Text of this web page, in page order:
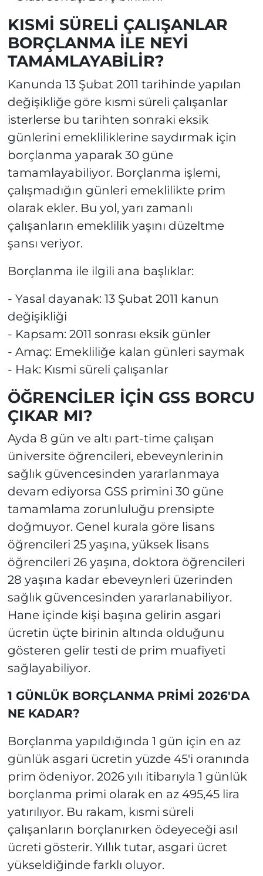
KISMİ SÜRELİ ÇALIŞANLAR
BORÇLANMA İLE NEYİ
TAMAMLAYABİLİR?
Kanunda 13 Şubat 2011 tarihinde yapılan
değişikliğe göre kısmi süreli çalışanlar
isterlerse bu tarihten sonraki eksik
günlerini emekliliklerine saydırmak için
borçlanma yaparak 30 güne
tamamlayabiliyor. Borçlanma işlemi,
çalışmadığın günleri emeklilikte prim
olarak ekler. Bu yol, yarı zamanlı
çalışanların emeklilik yaşını düzeltme
şansı veriyor.
Borçlanma ile ilgili ana başlıklar:
- Yasal dayanak: 13 Şubat 2011 kanun
değişikliği
- Kapsam: 2011 sonrası eksik günler
- Amaç: Emekliliğe kalan günleri saymak
- Hak: Kısmi süreli çalışanlar
ÖĞRENCİLER İÇİN GSS BORCU
ÇIKAR MI?
Ayda 8 gün ve altı part-time çalışan
üniversite öğrencileri, ebeveynlerinin
sağlık güvencesinden yararlanmaya
devam ediyorsa GSS primini 30 güne
tamamlama zorunluluğu prensipte
doğmuyor. Genel kurala göre lisans
öğrencileri 25 yaşına, yüksek lisans
öğrencileri 26 yaşına, doktora öğrencileri
28 yaşına kadar ebeveynleri üzerinden
sağlık güvencesinden yararlanabiliyor.
Hane içinde kişi başına gelirin asgari
ücretin üçte birinin altında olduğunu
gösteren gelir testi de prim muafiyeti
sağlayabiliyor.
1 GÜNLÜK BORÇLANMA PRİMİ 2026'DA
NE KADAR?
Borçlanma yapıldığında 1 gün için en az
günlük asgari ücretin yüzde 45'i oranında
prim ödeniyor. 2026 yılı itibarıyla 1 günlük
borçlanma primi olarak en az 495,45 lira
yatırılıyor. Bu rakam, kısmi süreli
çalışanların borçlanırken ödeyeceği asıl
ücreti gösterir. Yıllık tutar, asgari ücret
yükseldiğinde farklı oluyor.